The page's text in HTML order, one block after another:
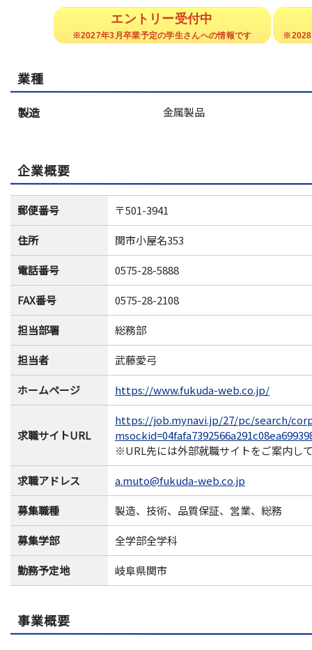
業種
製造 金属製品
企業概要
郵便番号 〒501-3941
住所 関市小屋名353
電話番号 0575-28-5888
FAX番号 0575-28-2108
担当部署 総務部
担当者 武藤愛弓
ホームページ https://www.fukuda-web.co.jp/
求職サイトURL
https://job.mynavi.jp/27/pc/search/
※URL先には外部就職サイトをご案内し
求職アドレス a.muto@fukuda-web.co.jp
募集職種 製造、技術、品質保証、営業、総務
募集学部 全学部全学科
勤務予定地 岐阜県関市
事業概要